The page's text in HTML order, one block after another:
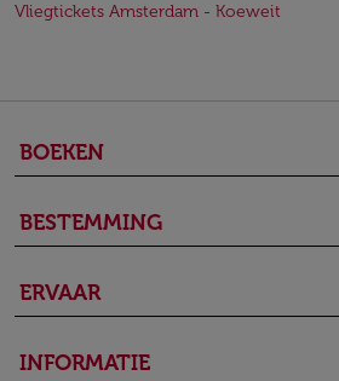
Vliegtickets Amsterdam - Koeweit
BOEKEN
BESTEMMING
ERVAAR
INFORMATIE